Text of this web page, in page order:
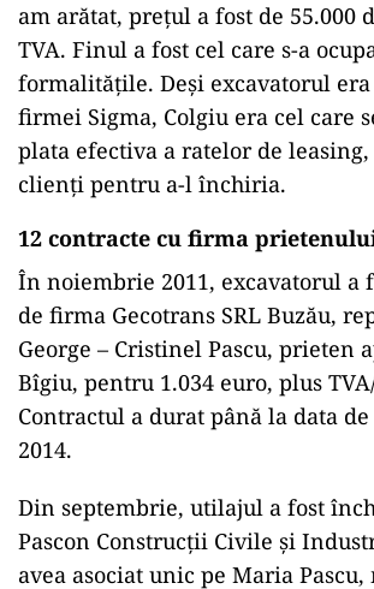
am arătat, prețul a fost de 55.000
TVA. Finul a fost cel care s-a
formalitățile. Deși excavatorul
firmei Sigma, Colgiu era cel care
plata efectiva a ratelor de leasing,
clienți pentru a-l închiria.
12 contracte cu firma
În noiembrie 2011, excavatorul a
de firma Gecotrans SRL Buzău,
George – Cristinel Pascu, prieten
Bîgiu, pentru 1.034 euro, plus
Contractul a durat până la data
2014.
Din septembrie, utilajul a fost
Pascon Construcții Civile și
avea asociat unic pe Maria